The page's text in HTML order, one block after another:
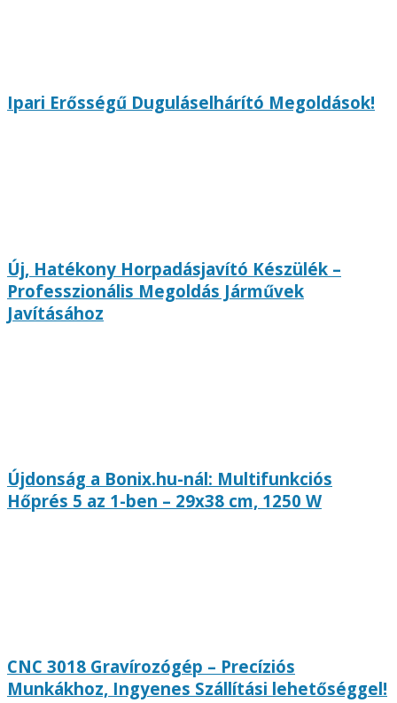
Ipari Erősségű Duguláselhárító Megoldások!
Új, Hatékony Horpadásjavító Készülék –
Professzionális Megoldás Járművek
Javításához
Újdonság a Bonix.hu-nál: Multifunkciós
Hőprés 5 az 1-ben – 29x38 cm, 1250 W
CNC 3018 Gravírozógép – Precíziós
Munkákhoz, Ingyenes Szállítási lehetőséggel!